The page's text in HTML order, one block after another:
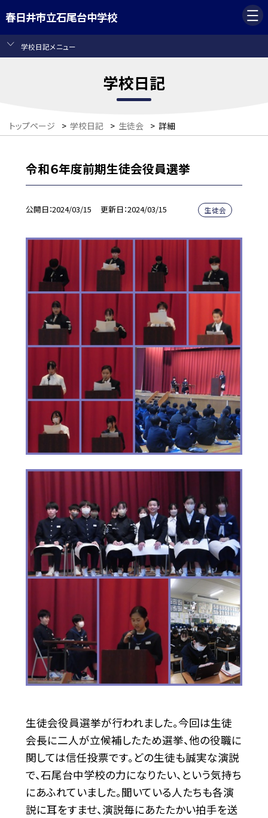
春日井市立石尾台中学校
学校日記メニュー
学校日記
トップページ > 学校日記 > 生徒会 > 詳細
令和６年度前期生徒会役員選挙
公開日 2024/03/15 更新日 2024/03/15 生徒会
生徒会役員選挙が行われました。今回は生徒
会長に二人が立候補したため選挙、他の役職に
関しては信任投票です。どの生徒も誠実な演説
で、石尾台中学校の力になりたい、という気持ち
にあふれていました。聞いている人たちも各演
説に耳をすませ、演説毎にあたたかい拍手を送